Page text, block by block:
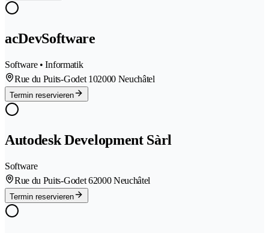
acDevSoftware
Software • Informatik
Rue du Puits-Godet 102000 Neuchâtel
Termin reservieren
Autodesk Development Sàrl
Software
Rue du Puits-Godet 62000 Neuchâtel
Termin reservieren